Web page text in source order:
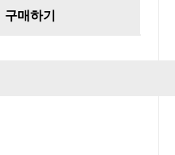
구매하기